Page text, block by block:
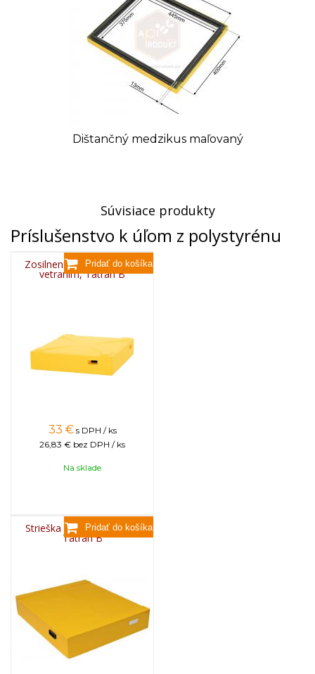
Dištančný medzikus maľovaný
Súvisiace produkty
Príslušenstvo k úľom z polystyrénu
Zosilnená strieška na úľ s
vetraním, Tatran B
33 € s DPH / ks
26,83 € bez DPH / ks
Na sklade
Strieška na úľ s vetraním,
Tatran B